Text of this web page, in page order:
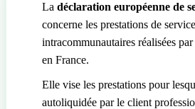
La déclaration européenne de
concerne les prestations de
intracommunautaires réalisées
en France.
Elle vise les prestations pour
autoliquidée par le client